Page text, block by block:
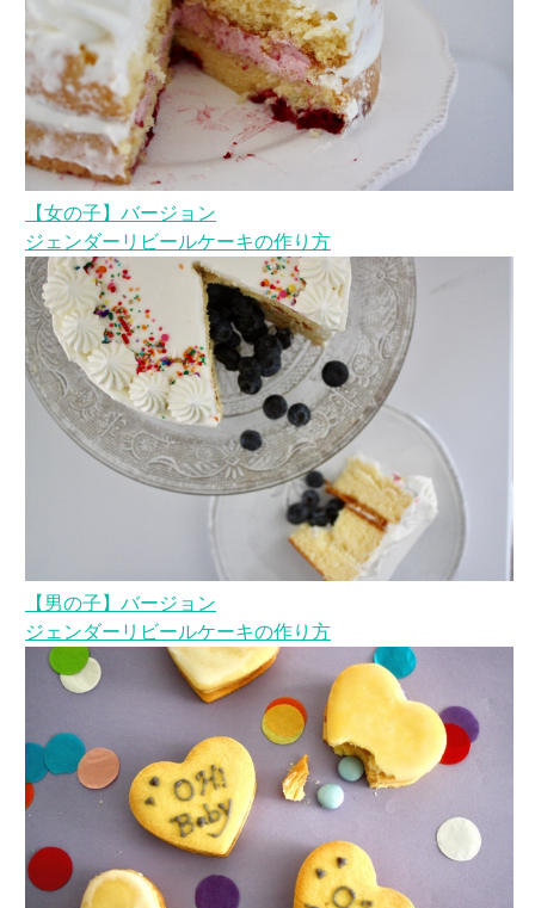
【女の子】バージョン
ジェンダーリビールケーキの作り方
【男の子】バージョン
ジェンダーリビールケーキの作り方